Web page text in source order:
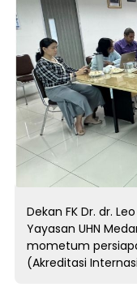
Dekan FK Dr. dr.
Yayasan UHN
mometum
(Akreditasi